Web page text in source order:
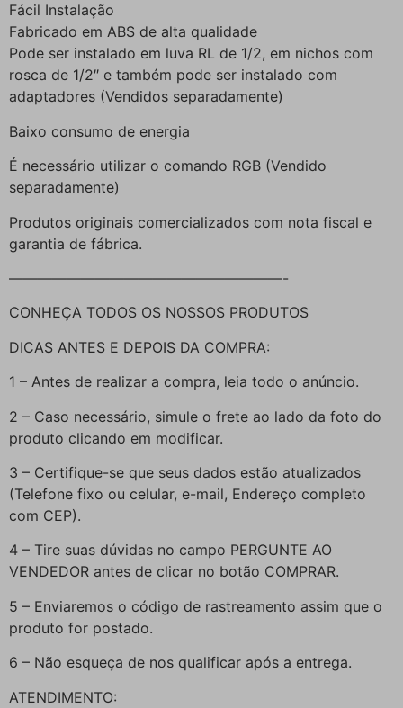
Fácil Instalação
Fabricado em ABS de alta qualidade
Pode ser instalado em luva RL de 1/2, em nichos com
rosca de 1/2″ e também pode ser instalado com
adaptadores (Vendidos separadamente)
Baixo consumo de energia
É necessário utilizar o comando RGB (Vendido
separadamente)
Produtos originais comercializados com nota fiscal e
garantia de fábrica.
———————————————————-
CONHEÇA TODOS OS NOSSOS PRODUTOS
DICAS ANTES E DEPOIS DA COMPRA:
1 – Antes de realizar a compra, leia todo o anúncio.
2 – Caso necessário, simule o frete ao lado da foto do
produto clicando em modificar.
3 – Certifique-se que seus dados estão atualizados
(Telefone fixo ou celular, e-mail, Endereço completo
com CEP).
4 – Tire suas dúvidas no campo PERGUNTE AO
VENDEDOR antes de clicar no botão COMPRAR.
5 – Enviaremos o código de rastreamento assim que o
produto for postado.
6 – Não esqueça de nos qualificar após a entrega.
ATENDIMENTO: